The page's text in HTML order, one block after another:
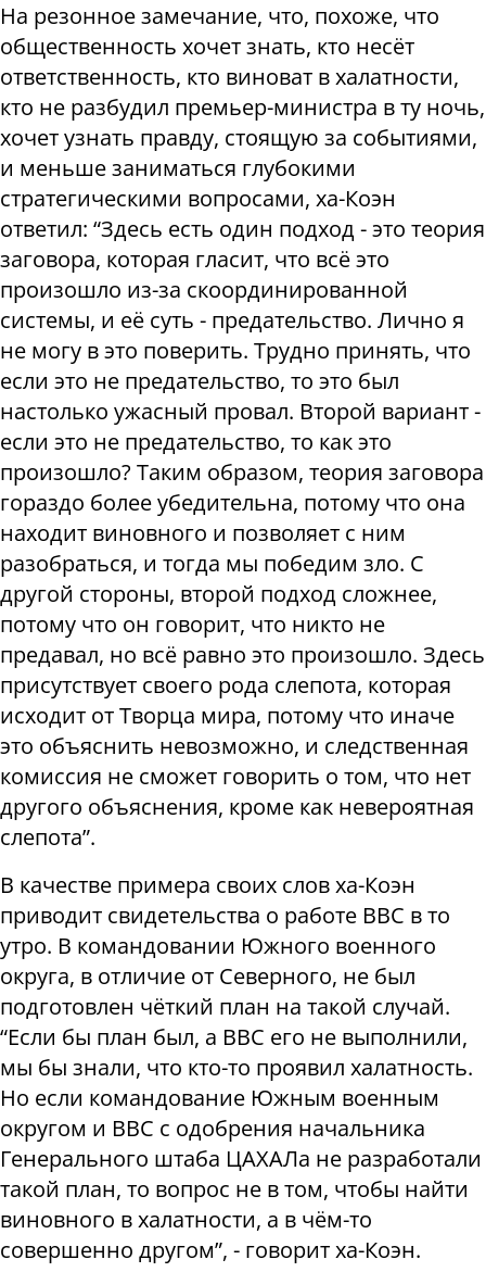
На резонное замечание, что, похоже, что
общественность хочет знать, кто несёт
ответственность, кто виноват в халатности,
кто не разбудил премьер-министра в ту ночь,
хочет узнать правду, стоящую за событиями,
и меньше заниматься глубокими
стратегическими вопросами, ха-Коэн
ответил: “Здесь есть один подход - это теория
заговора, которая гласит, что всё это
произошло из-за скоординированной
системы, и её суть - предательство. Лично я
не могу в это поверить. Трудно принять, что
если это не предательство, то это был
настолько ужасный провал. Второй вариант -
если это не предательство, то как это
произошло? Таким образом, теория заговора
гораздо более убедительна, потому что она
находит виновного и позволяет с ним
разобраться, и тогда мы победим зло. С
другой стороны, второй подход сложнее,
потому что он говорит, что никто не
предавал, но всё равно это произошло. Здесь
присутствует своего рода слепота, которая
исходит от Творца мира, потому что иначе
это объяснить невозможно, и следственная
комиссия не сможет говорить о том, что нет
другого объяснения, кроме как невероятная
слепота”.
В качестве примера своих слов ха-Коэн
приводит свидетельства о работе ВВС в то
утро. В командовании Южного военного
округа, в отличие от Северного, не был
подготовлен чёткий план на такой случай.
“Если бы план был, а ВВС его не выполнили,
мы бы знали, что кто-то проявил халатность.
Но если командование Южным военным
округом и ВВС с одобрения начальника
Генерального штаба ЦАХАЛа не разработали
такой план, то вопрос не в том, чтобы найти
виновного в халатности, а в чём-то
совершенно другом”, - говорит ха-Коэн.